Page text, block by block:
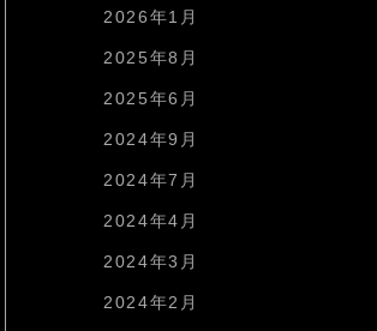
2026年1月
2025年8月
2025年6月
2024年9月
2024年7月
2024年4月
2024年3月
2024年2月